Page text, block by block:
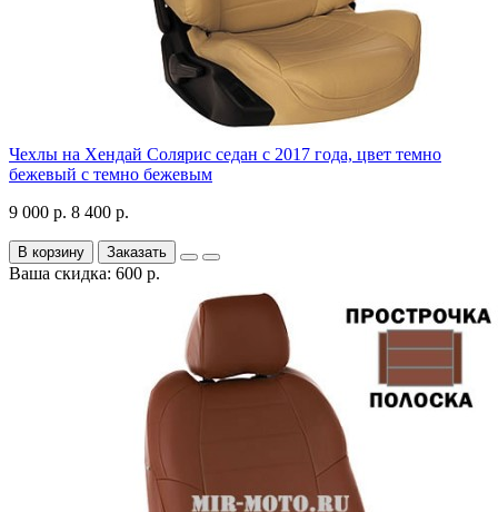
Чехлы на Хендай Солярис седан с 2017 года, цвет темно
бежевый с темно бежевым
9 000 р. 8 400 р.
В корзину Заказать
Ваша скидка: 600 р.